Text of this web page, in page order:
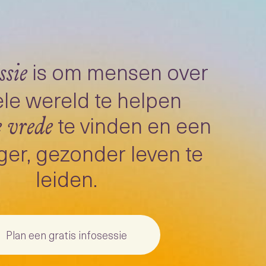
is om mensen over
wereld te helpen
te vinden en een
gezonder leven te
leiden.
Plan een gratis infosessie